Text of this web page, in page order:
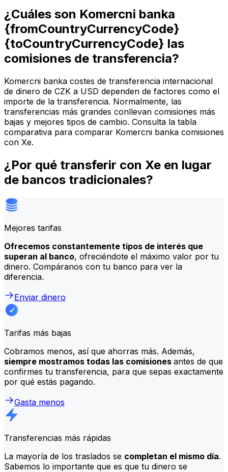
¿Cuáles son Komercni banka
{fromCountryCurrencyCode}
{toCountryCurrencyCode} las
comisiones de transferencia?
Komercni banka costes de transferencia internacional
de dinero de CZK a USD dependen de factores como el
importe de la transferencia. Normalmente, las
transferencias más grandes conllevan comisiones más
bajas y mejores tipos de cambio. Consulta la tabla
comparativa para comparar Komercni banka comisiones
con Xe.
¿Por qué transferir con Xe en lugar
de bancos tradicionales?
Mejores tarifas
Ofrecemos constantemente tipos de interés que
superan al banco, ofreciéndote el máximo valor por tu
dinero. Compáranos con tu banco para ver la
diferencia.
Enviar dinero
Tarifas más bajas
Cobramos menos, así que ahorras más. Además,
siempre mostramos todas las comisiones antes de que
confirmes tu transferencia, para que sepas exactamente
por qué estás pagando.
Gasta menos
Transferencias más rápidas
La mayoría de los traslados se completan el mismo día.
Sabemos lo importante que es que tu dinero se